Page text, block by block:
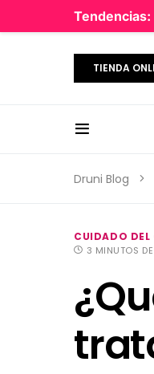
Tendencias:
perfume limpio y
TIENDA
Druni Blog
CUIDADO DEL
3 MINUTOS